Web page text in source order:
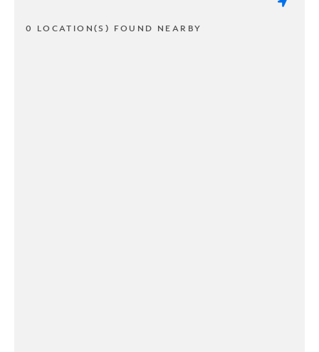
0 LOCATION(S) FOUND NEARBY